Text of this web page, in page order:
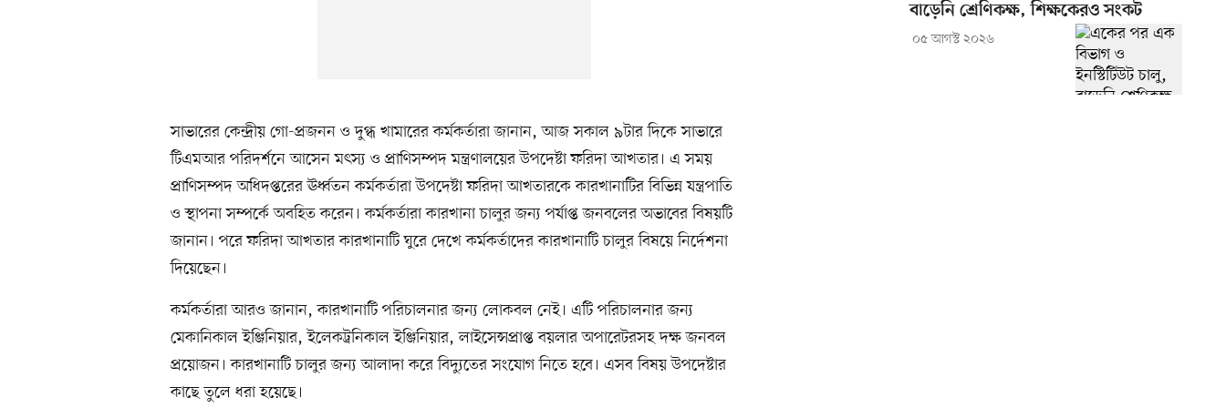
সাভারের কেন্দ্রীয় গো-প্রজনন ও দুগ্ধ খামারের কর্মকর্তারা জানান, আজ সকাল ৯টার দিকে সাভারে
টিএমআর পরিদর্শনে আসেন মৎস্য ও প্রাণিসম্পদ মন্ত্রণালয়ের উপদেষ্টা ফরিদা আখতার। এ সময়
প্রাণিসম্পদ অধিদপ্তরের ঊর্ধ্বতন কর্মকর্তারা উপদেষ্টা ফরিদা আখতারকে কারখানাটির বিভিন্ন যন্ত্রপাতি
ও স্থাপনা সম্পর্কে অবহিত করেন। কর্মকর্তারা কারখানা চালুর জন্য পর্যাপ্ত জনবলের অভাবের বিষয়টি
জানান। পরে ফরিদা আখতার কারখানাটি ঘুরে দেখে কর্মকর্তাদের কারখানাটি চালুর বিষয়ে নির্দেশনা
দিয়েছেন।
কর্মকর্তারা আরও জানান, কারখানাটি পরিচালনার জন্য লোকবল নেই। এটি পরিচালনার জন্য
মেকানিকাল ইঞ্জিনিয়ার, ইলেকট্রনিকাল ইঞ্জিনিয়ার, লাইসেন্সপ্রাপ্ত বয়লার অপারেটরসহ দক্ষ জনবল
প্রয়োজন। কারখানাটি চালুর জন্য আলাদা করে বিদ্যুতের সংযোগ নিতে হবে। এসব বিষয় উপদেষ্টার
কাছে তুলে ধরা হয়েছে।
বাড়েনি শ্রেণিকক্ষ, শিক্ষকেরও সংকট
০৫ আগস্ট ২০২৬